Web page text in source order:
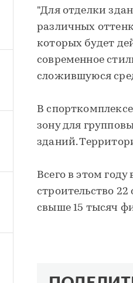
"Для отделки
различных
которых будет
современное
сложившуюся
В
зону для
зданий.
Всего в этом
строительство
свыше 15 тысяч